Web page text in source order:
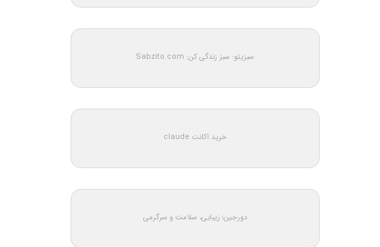
سبزیتو: سبز زندگی کن: Sabzito.com
خرید اکانت claude
دورجین؛ زیبایی، سلامت و سرگرمی